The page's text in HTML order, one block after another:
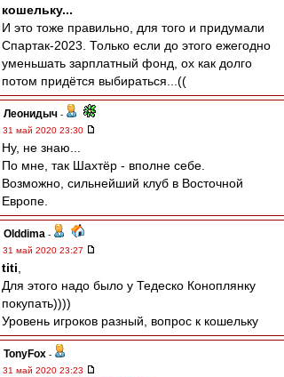
кошельку...
И это тоже правильно, для того и придумали
Спартак-2023. Только если до этого ежегодно
уменьшать зарплатный фонд, ох как долго
потом придётся выбираться...((
Леонидыч -
31 май 2020 23:30
Ну, не знаю...
По мне, так Шахтёр - вполне себе.
Возможно, сильнейший клуб в Восточной
Европе.
Olddima -
31 май 2020 23:27
titi
Для этого надо было у Тедеско Коноплянку
покупать))))
Уровень игроков разный, вопрос к кошельку
TonyFox -
31 май 2020 23:23